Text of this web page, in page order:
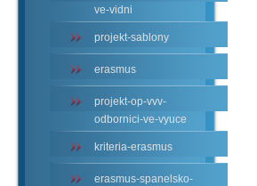
ve-vidni
projekt-sablony
erasmus
projekt-op-vvv-
odbornici-ve-vyuce
kriteria-erasmus
erasmus-spanelsko-